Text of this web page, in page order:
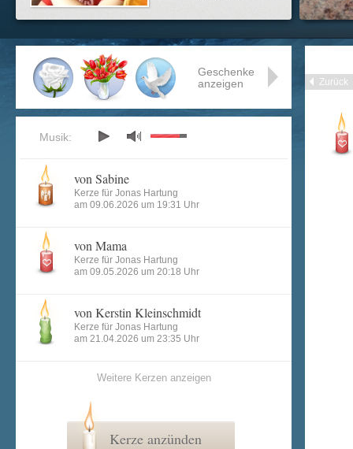
Zurück
Geschenke
anzeigen
Musik:
von Sabine
Kerze für Jonas Hartung
am 09.06.2026 um 19:31 Uhr
von Mama
Kerze für Jonas Hartung
am 09.05.2026 um 20:18 Uhr
von Kerstin Kleinschmidt
Kerze für Jonas Hartung
am 21.04.2026 um 23:35 Uhr
Weitere Kerzen anzeigen
Kerze anzünden